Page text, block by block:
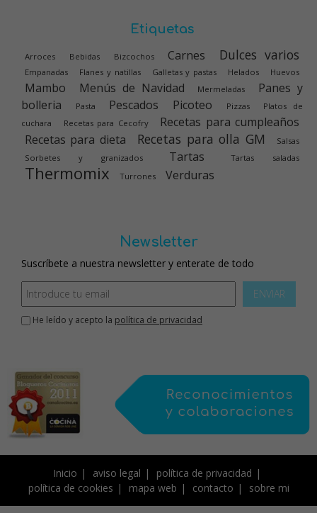
Etiquetas
Arroces Bebidas Bizcochos Carnes Dulces varios
Empanadas Flanes y natillas Galletas y pastas Helados Huevos
Mambo Menús de Navidad Mermeladas
Panes y
bolleria
Pasta Pescados Picoteo Pizzas
Platos de
cuchara
Recetas para Cecofry
Recetas para cumpleaños
Recetas para dieta
Recetas para olla GM
Salsas
Sorbetes y granizados
Tartas Tartas saladas
Thermomix Turrones Verduras
Newsletter
Suscríbete a nuestra newsletter y enterate de todo
ENVIAR
He leído y acepto la política de privacidad
Inicio aviso legal
política de privacidad
política de cookies
mapa web contacto sobre mi